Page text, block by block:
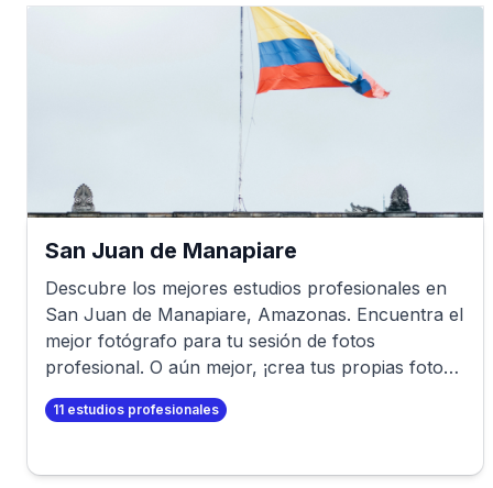
San Juan de Manapiare
Descubre los mejores estudios profesionales en
San Juan de Manapiare, Amazonas. Encuentra el
mejor fotógrafo para tu sesión de fotos
profesional. O aún mejor, ¡crea tus propias fotos
profesionales en minutos!
11 estudios profesionales